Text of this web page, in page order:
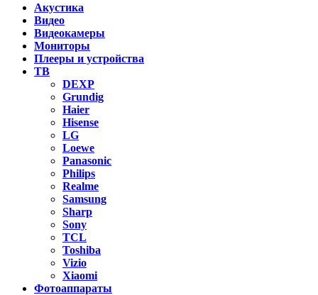
Акустика
Видео
Видеокамеры
Мониторы
Плееры и устройства
ТВ
DEXP
Grundig
Haier
Hisense
LG
Loewe
Panasonic
Philips
Realme
Samsung
Sharp
Sony
TCL
Toshiba
Vizio
Xiaomi
Фотоаппараты